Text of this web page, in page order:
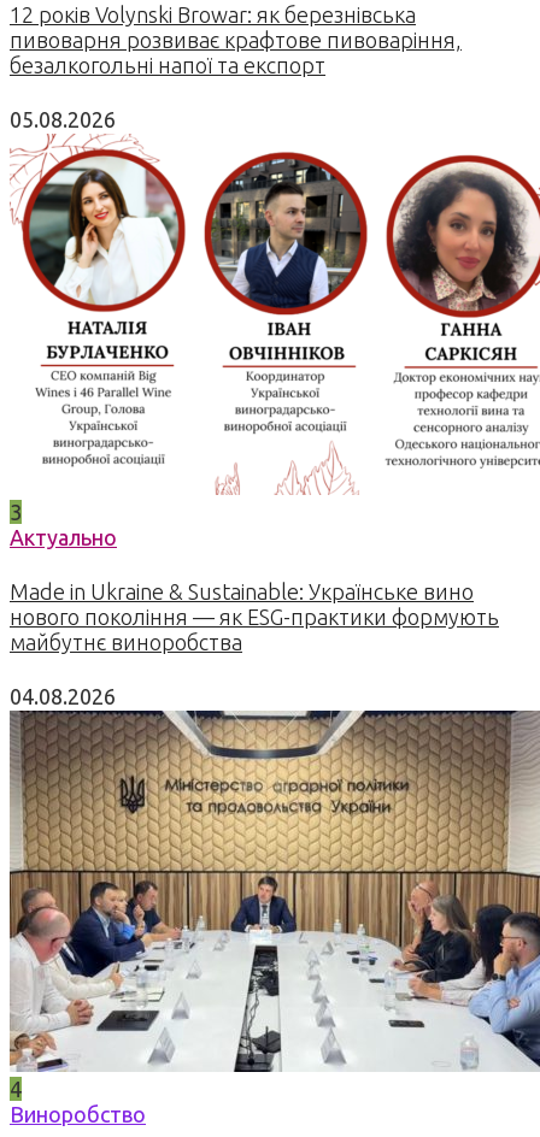
12 років Volynski Browar: як березнівська
пивоварня розвиває крафтове пивоваріння,
безалкогольні напої та експорт
05.08.2026
3
Актуально
Made in Ukraine & Sustainable: Українське вино
нового покоління — як ESG-практики формують
майбутнє виноробства
04.08.2026
4
Виноробство